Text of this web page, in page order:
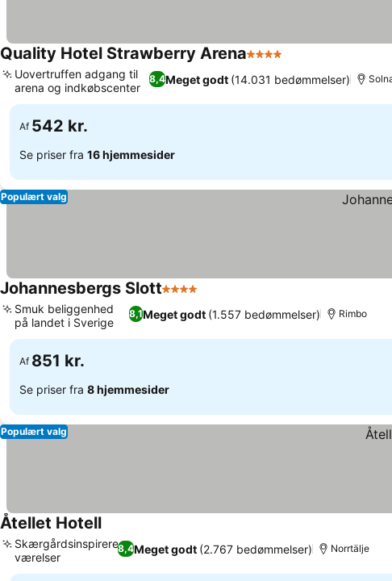
Quality Hotel Strawberry Arena4 Stjerner
8,4Meget godt (14.031 bedømmelser)
Uovertruffen adgang til
arena og indkøbscenter
Af 542 kr.
Se priser fra 16 hjemmesider
Populært valg
Johannesbergs Slott4 Stjerner
8,1Meget godt (1.557 bedømmelser)
Smuk beliggenhed
på landet i Sverige
Rimbo
Af 851 kr.
Se priser fra 8 hjemmesider
Populært valg
Åtellet HotellSe priser
8,4Meget godt (2.767 bedømmelser)
Skærgårdsinspirerede
værelser
Norrtälje